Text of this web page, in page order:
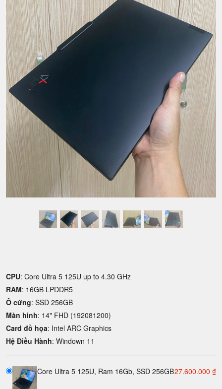
CPU: Core Ultra 5 125U up to 4.30 GHz
RAM: 16GB LPDDR5
Ô cứng: SSD 256GB
Màn hình: 14" FHD (192081200)
Card đồ họa: Intel ARC Graphics
Hệ Điều Hành: Windown 11
Core Ultra 5 125U, Ram 16Gb, SSD 256GB27.600.000 ₫